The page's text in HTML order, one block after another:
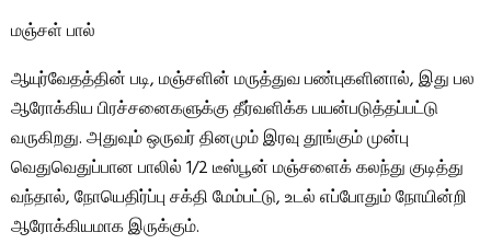
மஞ்சள் பால்
ஆயுர்வேதத்தின் படி, மஞ்சளின் மருத்துவ பண்புகளினால், இது பல
ஆரோக்கிய பிரச்சனைகளுக்கு தீர்வளிக்க பயன்படுத்தப்பட்டு
வருகிறது. அதுவும் ஒருவர் தினமும் இரவு தூங்கும் முன்பு
வெதுவெதுப்பான பாலில் 1/2 டீஸ்பூன் மஞ்சளைக் கலந்து குடித்து
வந்தால், நோயெதிர்ப்பு சக்தி மேம்பட்டு, உடல் எப்போதும் நோயின்றி
ஆரோக்கியமாக இருக்கும்.